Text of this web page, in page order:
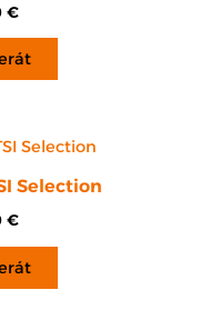
€
Selection
€